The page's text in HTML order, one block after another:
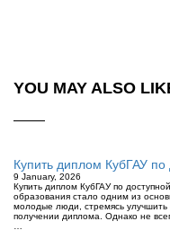
YOU MAY ALSO
Купить диплом КубГАУ
9 January, 2026
Купить диплом КубГАУ по
образования стало одним из
молодые люди, стремясь улучшить
получении диплома. Однако не